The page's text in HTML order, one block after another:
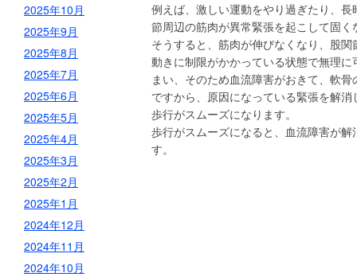
例えば、激しい運動をやり過ぎたり、
節周辺の筋肉が異常緊張を起こして固
そうすると、筋肉が伸びなくなり、股
動きに制限がかかっている状態で無理
まい、そのため血流障害がおきて、軟
ですから、原因になっている緊張を解
歩行がスムーズになります。
歩行がスムーズになると、血流障害が
す。
2025年10月
2025年9月
2025年8月
2025年7月
2025年6月
2025年5月
2025年4月
2025年3月
2025年2月
2025年1月
2024年12月
2024年11月
2024年10月